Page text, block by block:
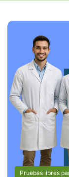
Pruebas libres